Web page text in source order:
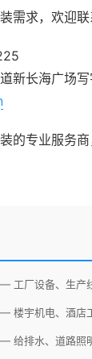
需求，欢迎联
新长海广场
的专业服务
— 工厂设备、生产
— 楼宇机电、酒店
— 给排水、道路照